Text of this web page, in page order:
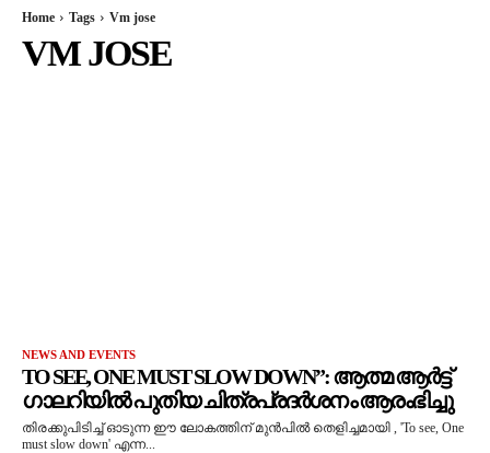
Home Tags Vm jose
VM JOSE
NEWS AND EVENTS
TO SEE, ONE MUST SLOW DOWN”: ആത്മ ആർട്ട്
ഗാലറിയിൽ പുതിയ ചിത്രപ്രദർശനം ആരംഭിച്ചു
തിരക്കുപിടിച്ച് ഓടുന്ന ഈ ലോകത്തിന് മുൻപിൽ തെളിച്ചമായി , 'To see, One
must slow down' എന്ന...